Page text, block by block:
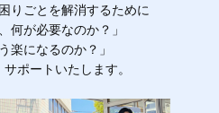
りごとを解消するために
何が必要なのか？」
楽になるのか？」
ポートいたします。